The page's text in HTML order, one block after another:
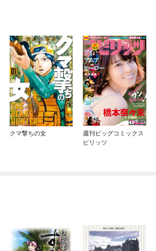
クマ撃ちの女
週刊ビッグコミックス
ピリッツ